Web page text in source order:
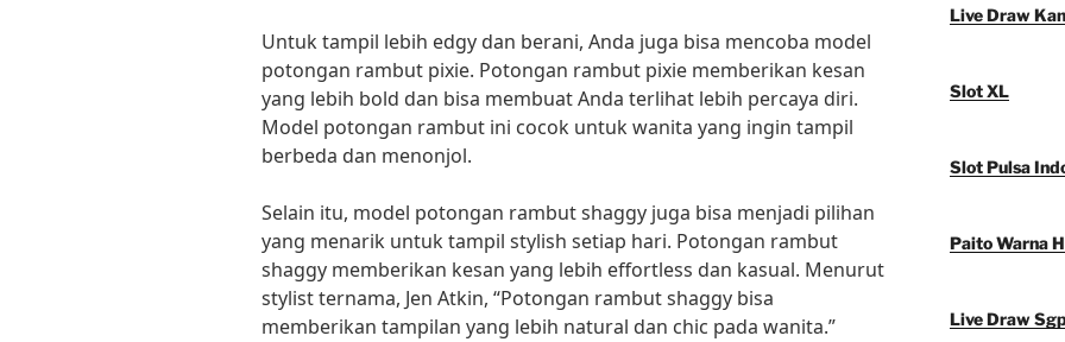
Untuk tampil lebih edgy dan berani, Anda juga bisa mencoba model
potongan rambut pixie. Potongan rambut pixie memberikan kesan
yang lebih bold dan bisa membuat Anda terlihat lebih percaya diri.
Model potongan rambut ini cocok untuk wanita yang ingin tampil
berbeda dan menonjol.
Selain itu, model potongan rambut shaggy juga bisa menjadi pilihan
yang menarik untuk tampil stylish setiap hari. Potongan rambut
shaggy memberikan kesan yang lebih effortless dan kasual. Menurut
stylist ternama, Jen Atkin, “Potongan rambut shaggy bisa
memberikan tampilan yang lebih natural dan chic pada wanita.”
Live Draw
Slot XL
Slot Pulsa
Paito Warna
Live Draw